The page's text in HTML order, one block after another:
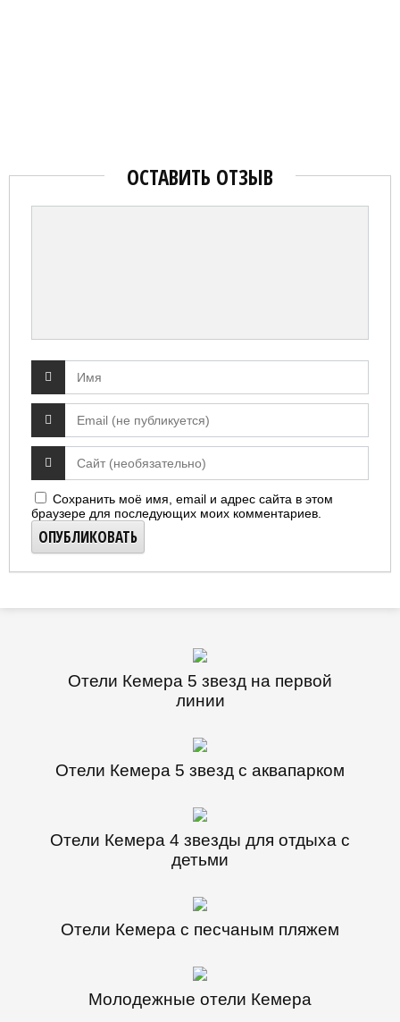
ОСТАВИТЬ ОТЗЫВ
Сохранить моё имя, email и адрес сайта в этом
браузере для последующих моих комментариев.
Отели Кемера 5 звезд на первой
линии
Отели Кемера 5 звезд с аквапарком
Отели Кемера 4 звезды для отдыха с
детьми
Отели Кемера с песчаным пляжем
Молодежные отели Кемера